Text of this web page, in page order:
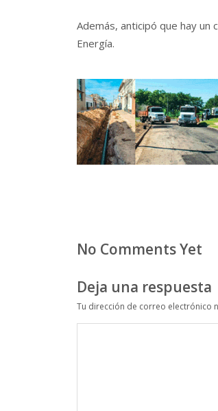
Además, anticipó que hay un
Energía.
No Comments Yet
Deja una respuesta
Tu dirección de correo electrónico